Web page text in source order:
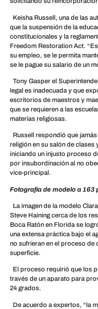
Keisha Russell, una de las
que la suspensión de la
constitucionales y la
Freedom Restoration Act.
su empleo, se le permita
se le pague su salario de un
Tony Gasper el
legal es inadecuada y que
escritorios de maestros y
que se requieren a las
materias religiosas.
Russell respondió que
religión en su salón de
iniciando un injusto proceso
por insubordinación al no
vice-principal.
Fotografía de modelo a 163
La imagen de la modelo
Steve Haining cerca de los
Boca Ratón en Florida se
una extensa práctica bajo el
no sufrieran en el proceso de
superficie.
El proceso requirió que los
través de un aparato para
24 grados.
De acuerdo a expertos, “la